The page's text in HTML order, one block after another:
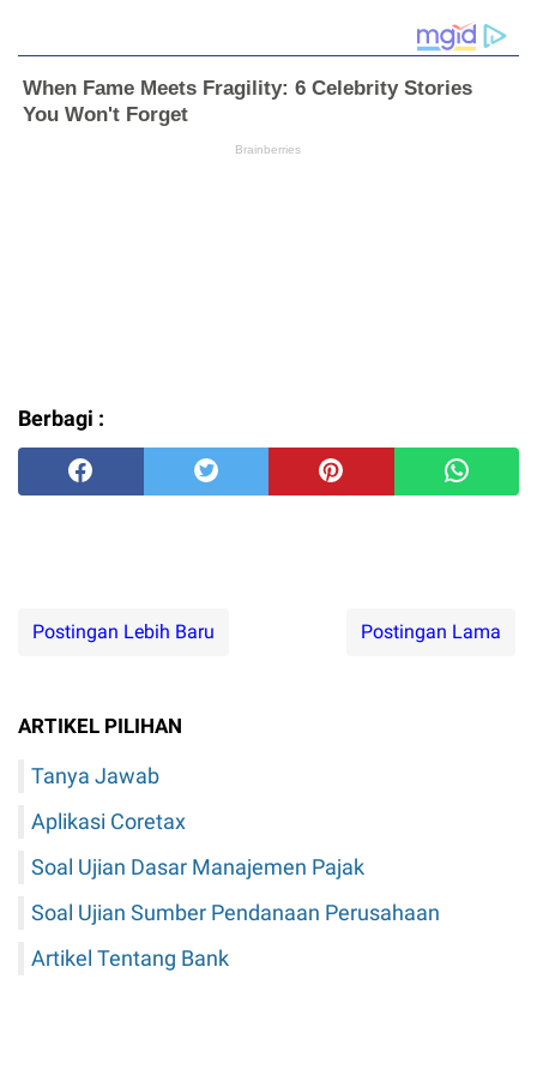
Berbagi :
Postingan Lebih Baru Postingan Lama
ARTIKEL PILIHAN
Tanya Jawab
Aplikasi Coretax
Soal Ujian Dasar Manajemen Pajak
Soal Ujian Sumber Pendanaan Perusahaan
Artikel Tentang Bank